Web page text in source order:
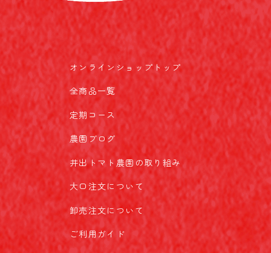
オンラインショップトップ
全商品一覧
定期コース
農園ブログ
井出トマト農園の取り組み
大口注文について
卸売注文について
ご利用ガイド